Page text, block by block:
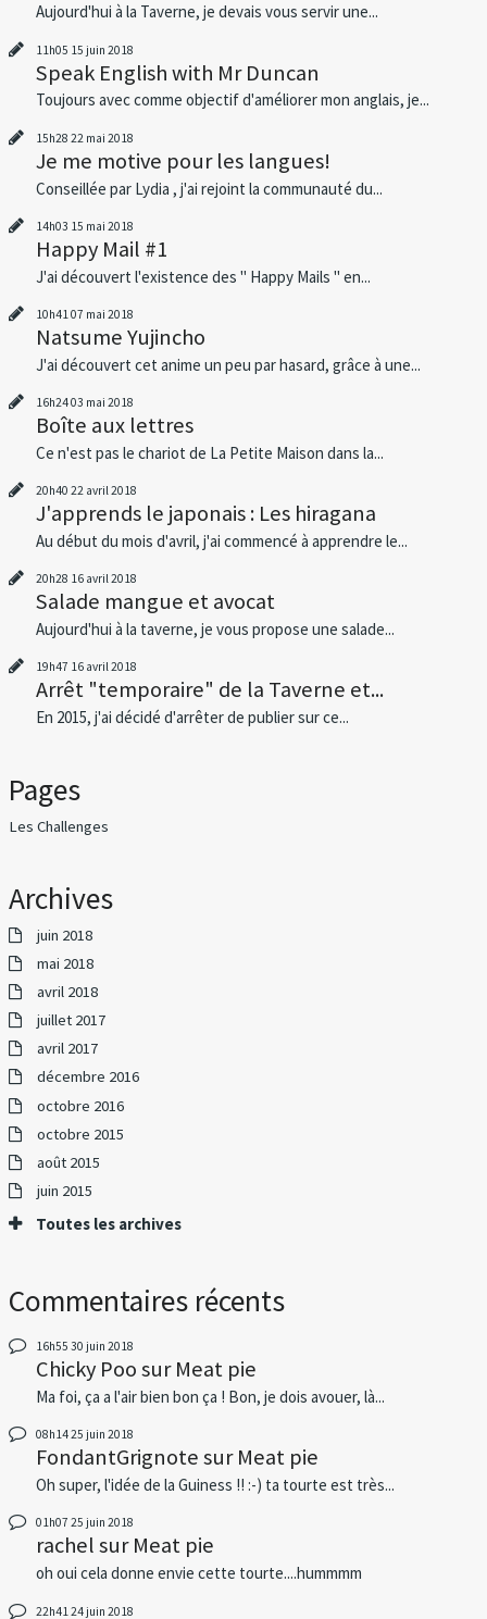
Aujourd'hui à la Taverne, je devais vous servir une...
11h05 15 juin 2018
Speak English with Mr Duncan
Toujours avec comme objectif d'améliorer mon anglais, je...
15h28 22 mai 2018
Je me motive pour les langues!
Conseillée par Lydia , j'ai rejoint la communauté du...
14h03 15 mai 2018
Happy Mail #1
J'ai découvert l'existence des " Happy Mails " en...
10h4107 mai 2018
Natsume Yujincho
J'ai découvert cet anime un peu par hasard, grâce à une...
16h2403 mai 2018
Boîte aux lettres
Ce n'est pas le chariot de La Petite Maison dans la...
20h40 22 avril 2018
J'apprends le japonais : Les hiragana
Au début du mois d'avril, j'ai commencé à apprendre le...
20h28 16 avril 2018
Salade mangue et avocat
Aujourd'hui à la taverne, je vous propose une salade...
19h47 16 avril 2018
Arrêt "temporaire" de la Taverne et...
En 2015, j'ai décidé d'arrêter de publier sur ce...
Pages
Les Challenges
Archives
juin 2018
mai 2018
avril 2018
juillet 2017
avril 2017
décembre 2016
octobre 2016
octobre 2015
août 2015
juin 2015
Toutes les archives
Commentaires récents
16h55 30 juin 2018
Chicky PoosurMeat pie
Ma foi, ça a l'air bien bon ça ! Bon, je dois avouer, là...
08h1425 juin 2018
FondantGrignotesurMeat pie
Oh super, l'idée de la Guiness !! :-) ta tourte est très...
01h07 25 juin 2018
rachelsurMeat pie
oh oui cela donne envie cette tourte....hummmm
22h41 24 juin 2018